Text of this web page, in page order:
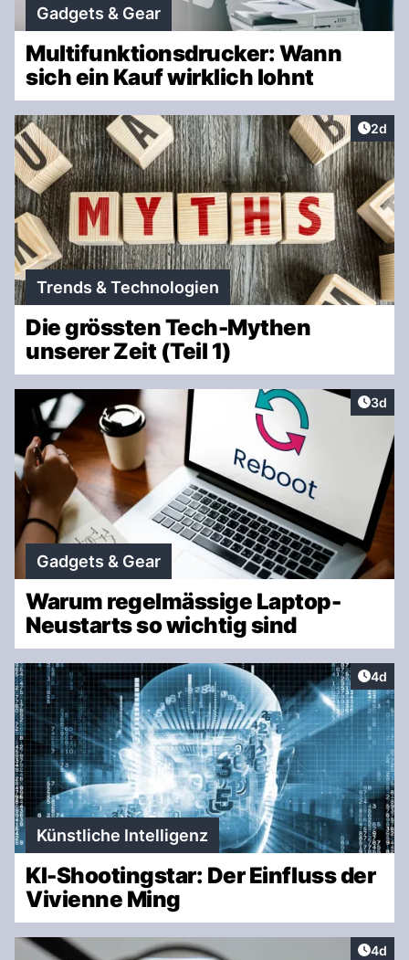
Gadgets & Gear
Multifunktionsdrucker: Wann
sich ein Kauf wirklich lohnt
2d
Trends & Technologien
Die grössten Tech-Mythen
unserer Zeit (Teil 1)
3d
Gadgets & Gear
Warum regelmässige Laptop-
Neustarts so wichtig sind
4d
Künstliche Intelligenz
KI-Shootingstar: Der Einfluss der
Vivienne Ming
4d